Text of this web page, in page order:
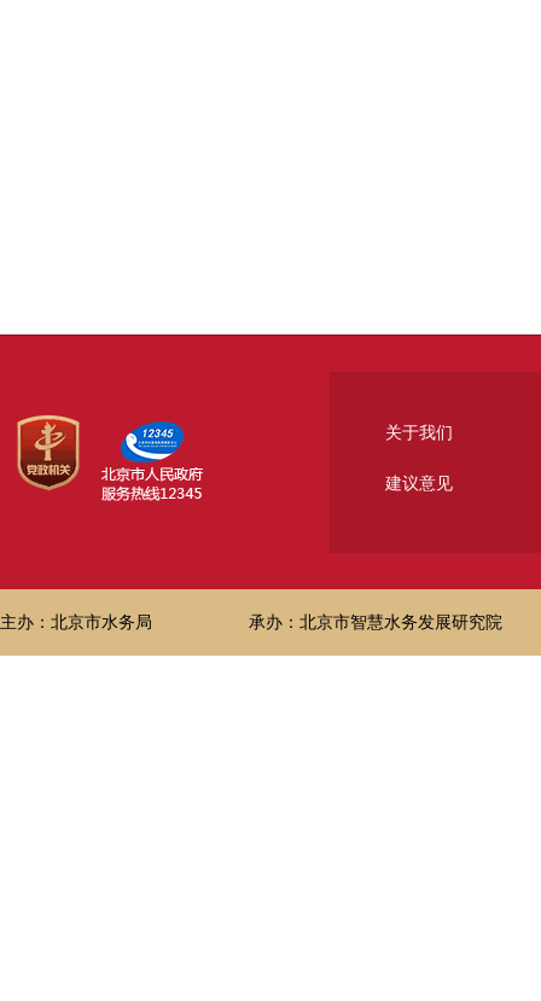
关于我们
建议意见
主办：北京市水务局 承办：北京市智慧水务发展研究院